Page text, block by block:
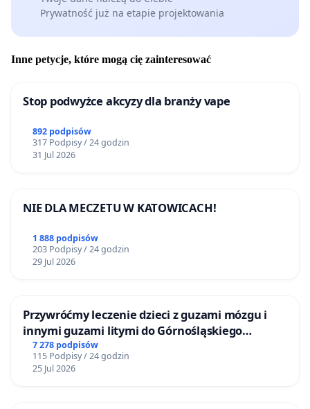
Prywatność już na etapie projektowania
Inne petycje, które mogą cię zainteresować
Stop podwyżce akcyzy dla branży vape
892 podpisów
317 Podpisy / 24 godzin
31 Jul 2026
NIE DLA MECZETU W KATOWICACH!
1 888 podpisów
203 Podpisy / 24 godzin
29 Jul 2026
Przywróćmy leczenie dzieci z guzami mózgu i
innymi guzami litymi do Górnośląskiego
Centrum Zdrowia Dziecka w Katowicach
7 278 podpisów
115 Podpisy / 24 godzin
25 Jul 2026